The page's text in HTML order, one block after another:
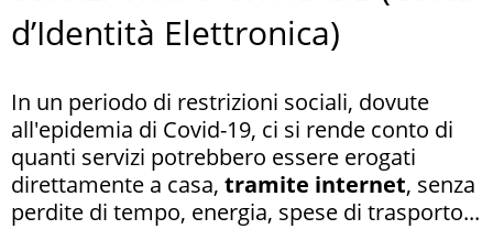
d’Identità Elettronica)
In un periodo di restrizioni sociali, dovute
all'epidemia di Covid-19, ci si rende conto di
quanti servizi potrebbero essere erogati
direttamente a casa, tramite internet, senza
perdite di tempo, energia, spese di trasporto...